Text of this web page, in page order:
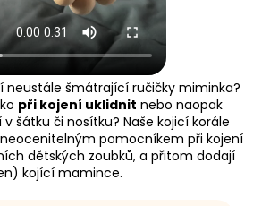
neustále šmátrající ručičky miminka?
při kojení uklidnit nebo naopak
šátku či nosítku? Naše kojicí korále
pomocníkem při kojení
dětských zoubků, a přitom dodají
kojící mamince.